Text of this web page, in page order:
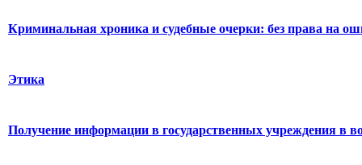
Криминальная хроника и судебные очерки: без права на
Этика
Получение информации в государственных учреждения в